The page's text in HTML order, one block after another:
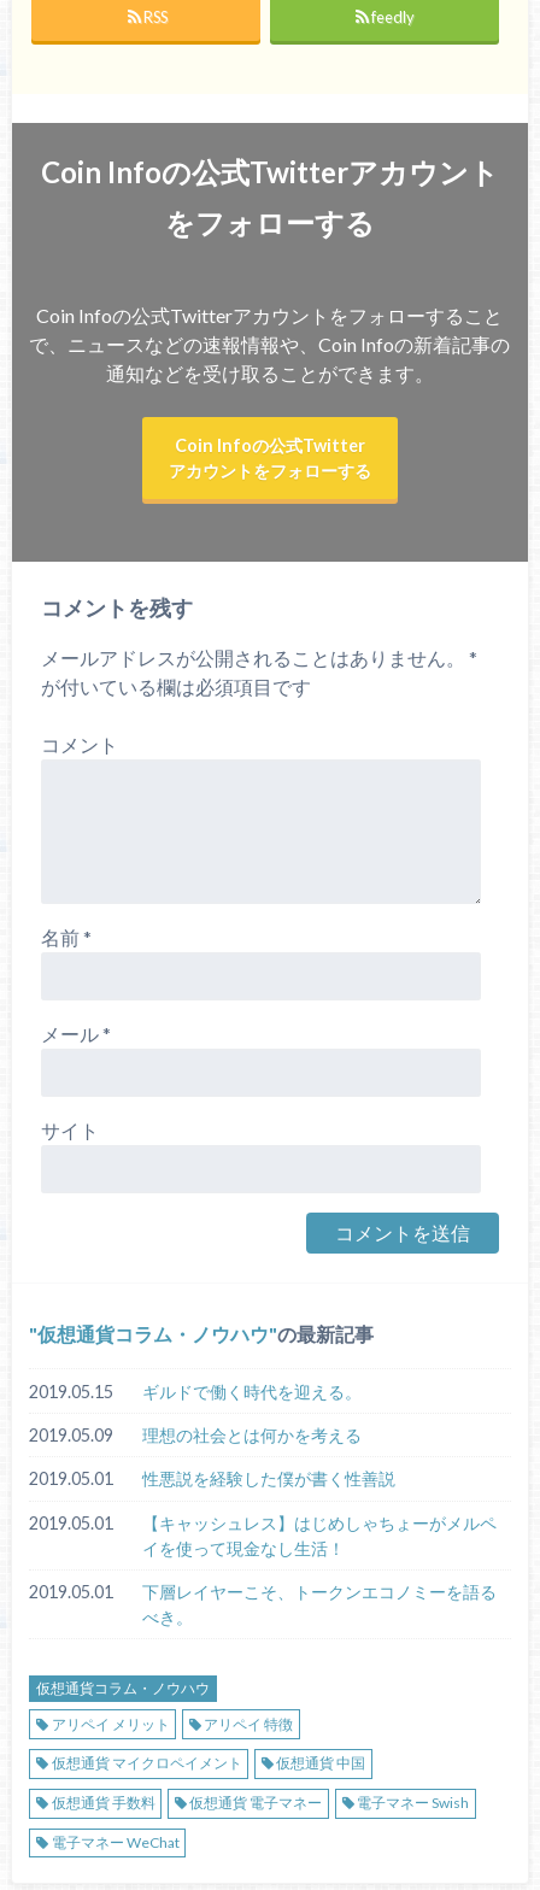
RSS feedly
Coin Infoの公式Twitterアカウント
をフォローする
Coin Infoの公式Twitterアカウントをフォローすること
で、ニュースなどの速報情報や、Coin Infoの新着記事の
通知などを受け取ることができます。
Coin Infoの公式Twitter
アカウントをフォローする
コメントを残す
メールアドレスが公開されることはありません。
*
が付いている欄は必須項目です
コメント
名前*
メール*
サイト
仮想通貨コラム・ノウハウ の最新記事
2019.05.15 ギルドで働く時代を迎える。
2019.05.09 理想の社会とは何かを考える
2019.05.01 性悪説を経験した僕が書く性善説
2019.05.01
【キャッシュレス】はじめしゃちょーがメルペ
イを使って現金なし生活！
2019.05.01
下層レイヤーこそ、トークンエコノミーを語る
べき。
仮想通貨コラム・ノウハウ
アリペイ メリット
アリペイ 特徴
仮想通貨 マイクロペイメント 仮想通貨 中国
仮想通貨 手数料 仮想通貨 電子マネー 電子マネー Swish
電子マネー WeChat